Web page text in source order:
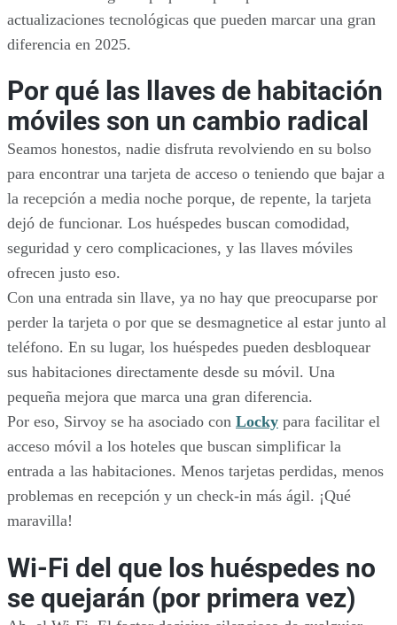
actualizaciones tecnológicas que pueden marcar una gran
diferencia en 2025.
Por qué las llaves de habitación
móviles son un cambio radical
Seamos honestos, nadie disfruta revolviendo en su bolso
para encontrar una tarjeta de acceso o teniendo que bajar a
la recepción a media noche porque, de repente, la tarjeta
dejó de funcionar. Los huéspedes buscan comodidad,
seguridad y cero complicaciones, y las llaves móviles
ofrecen justo eso.
Con una entrada sin llave, ya no hay que preocuparse por
perder la tarjeta o por que se desmagnetice al estar junto al
teléfono. En su lugar, los huéspedes pueden desbloquear
sus habitaciones directamente desde su móvil. Una
pequeña mejora que marca una gran diferencia.
Por eso, Sirvoy se ha asociado con Locky para facilitar el
acceso móvil a los hoteles que buscan simplificar la
entrada a las habitaciones. Menos tarjetas perdidas, menos
problemas en recepción y un check-in más ágil. ¡Qué
maravilla!
Wi-Fi del que los huéspedes no
se quejarán (por primera vez)